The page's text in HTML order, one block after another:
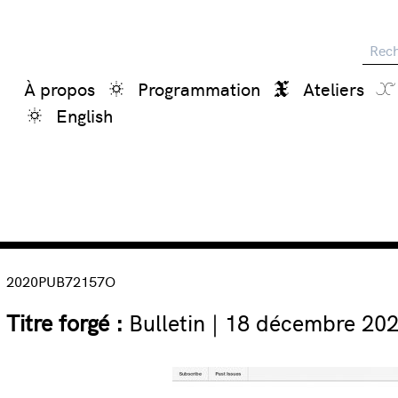
À propos Programmation
Ateliers
English
2020PUB72157O
Titre forgé : Bulletin | 18 décembre